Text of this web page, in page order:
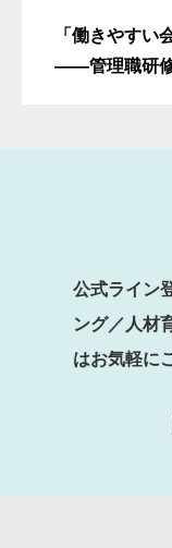
「働きやすい
――管理職研修
公式ライン
ング／人材
はお気軽に